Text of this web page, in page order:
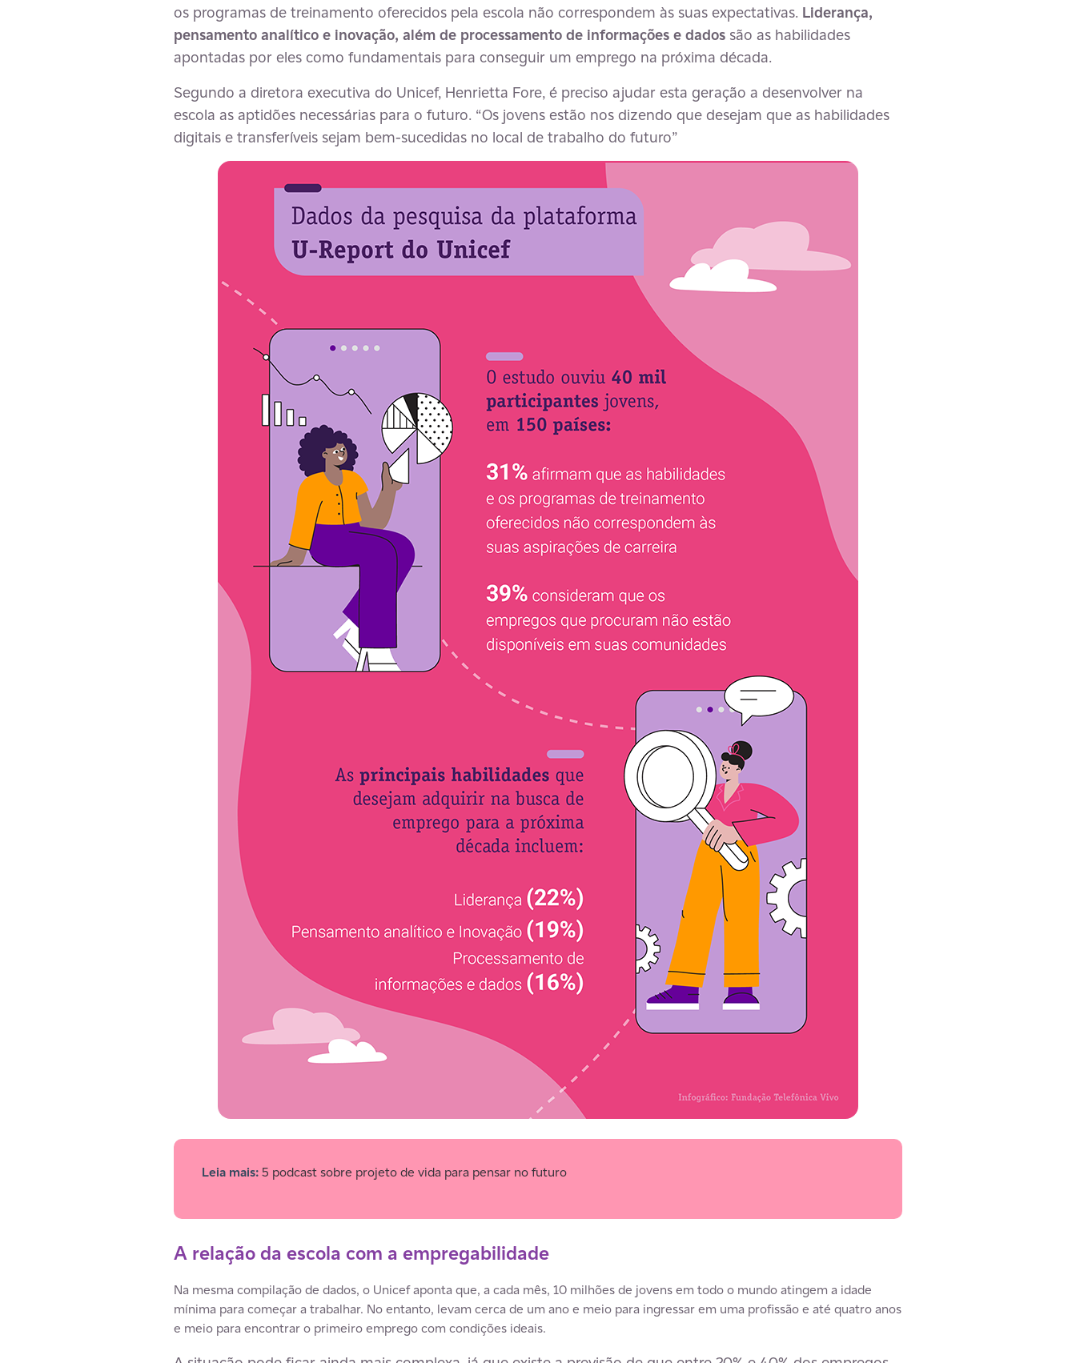
os programas de treinamento oferecidos pela escola não correspondem às suas expectativas. Liderança,
pensamento analítico e inovação, além de processamento de informações e dados são as habilidades
apontadas por eles como fundamentais para conseguir um emprego na próxima década.
Segundo a diretora executiva do Unicef, Henrietta Fore, é preciso ajudar esta geração a desenvolver na
escola as aptidões necessárias para o futuro. “Os jovens estão nos dizendo que desejam que as habilidades
digitais e transferíveis sejam bem-sucedidas no local de trabalho do futuro”
Leia mais:5 podcast sobre projeto de vida para pensar no futuro
A relação da escola com a empregabilidade
Na mesma compilação de dados, o Unicef aponta que, a cada mês, 10 milhões de jovens em todo o mundo atingem a idade
mínima para começar a trabalhar. No entanto, levam cerca de um ano e meio para ingressar em uma profissão e até quatro anos
e meio para encontrar o primeiro emprego com condições ideais.